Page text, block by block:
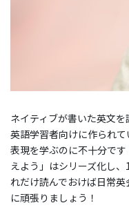
ネイティブが書いた英文
英語学習者向けに作られ
表現を学ぶのに不十分で
えよう」はシリーズ化し
れだけ読んでおけば日常
に頑張りましょう！